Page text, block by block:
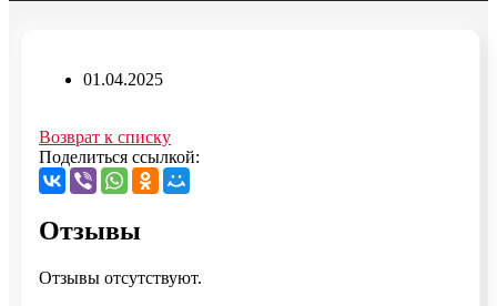
01.04.2025
Возврат к списку
Поделиться ссылкой:
Отзывы
Отзывы отсутствуют.